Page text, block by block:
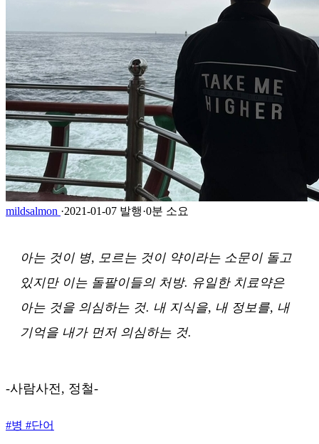
mildsalmon ·2021-01-07 발행·0분 소요
아는 것이 병, 모르는 것이 약이라는 소문이 돌고
있지만 이는 돌팔이들의 처방. 유일한 치료약은
아는 것을 의심하는 것. 내 지식을, 내 정보를, 내
기억을 내가 먼저 의심하는 것.
-사람사전, 정철-
#병 #단어